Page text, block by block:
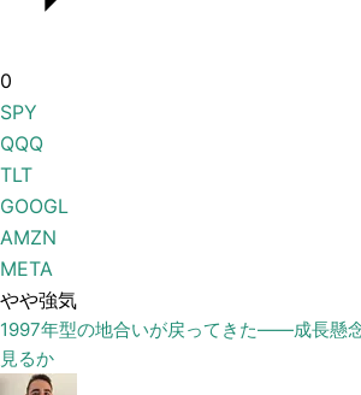
0
SPY
QQQ
TLT
GOOGL
AMZN
META
やや強気
1997年型の地合いが戻ってきた——成長懸
見るか